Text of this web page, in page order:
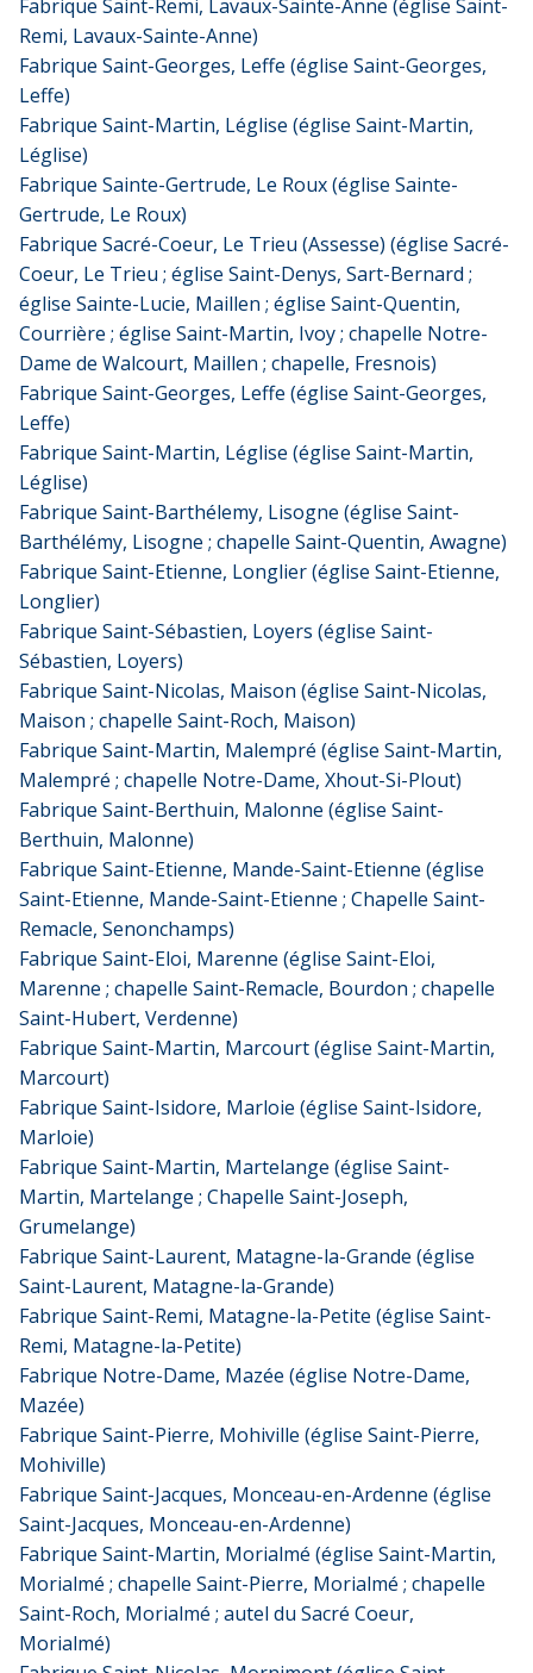
Fabrique Saint-Remi, Lavaux-Sainte-Anne (église Saint-
Remi, Lavaux-Sainte-Anne)
Fabrique Saint-Georges, Leffe (église Saint-Georges,
Leffe)
Fabrique Saint-Martin, Léglise (église Saint-Martin,
Léglise)
Fabrique Sainte-Gertrude, Le Roux (église Sainte-
Gertrude, Le Roux)
Fabrique Sacré-Coeur, Le Trieu (Assesse) (église Sacré-
Coeur, Le Trieu ; église Saint-Denys, Sart-Bernard ;
église Sainte-Lucie, Maillen ; église Saint-Quentin,
Courrière ; église Saint-Martin, Ivoy ; chapelle Notre-
Dame de Walcourt, Maillen ; chapelle, Fresnois)
Fabrique Saint-Georges, Leffe (église Saint-Georges,
Leffe)
Fabrique Saint-Martin, Léglise (église Saint-Martin,
Léglise)
Fabrique Saint-Barthélemy, Lisogne (église Saint-
Barthélémy, Lisogne ; chapelle Saint-Quentin, Awagne)
Fabrique Saint-Etienne, Longlier (église Saint-Etienne,
Longlier)
Fabrique Saint-Sébastien, Loyers (église Saint-
Sébastien, Loyers)
Fabrique Saint-Nicolas, Maison (église Saint-Nicolas,
Maison ; chapelle Saint-Roch, Maison)
Fabrique Saint-Martin, Malempré (église Saint-Martin,
Malempré ; chapelle Notre-Dame, Xhout-Si-Plout)
Fabrique Saint-Berthuin, Malonne (église Saint-
Berthuin, Malonne)
Fabrique Saint-Etienne, Mande-Saint-Etienne (église
Saint-Etienne, Mande-Saint-Etienne ; Chapelle Saint-
Remacle, Senonchamps)
Fabrique Saint-Eloi, Marenne (église Saint-Eloi,
Marenne ; chapelle Saint-Remacle, Bourdon ; chapelle
Saint-Hubert, Verdenne)
Fabrique Saint-Martin, Marcourt (église Saint-Martin,
Marcourt)
Fabrique Saint-Isidore, Marloie (église Saint-Isidore,
Marloie)
Fabrique Saint-Martin, Martelange (église Saint-
Martin, Martelange ; Chapelle Saint-Joseph,
Grumelange)
Fabrique Saint-Laurent, Matagne-la-Grande (église
Saint-Laurent, Matagne-la-Grande)
Fabrique Saint-Remi, Matagne-la-Petite (église Saint-
Remi, Matagne-la-Petite)
Fabrique Notre-Dame, Mazée (église Notre-Dame,
Mazée)
Fabrique Saint-Pierre, Mohiville (église Saint-Pierre,
Mohiville)
Fabrique Saint-Jacques, Monceau-en-Ardenne (église
Saint-Jacques, Monceau-en-Ardenne)
Fabrique Saint-Martin, Morialmé (église Saint-Martin,
Morialmé ; chapelle Saint-Pierre, Morialmé ; chapelle
Saint-Roch, Morialmé ; autel du Sacré Coeur,
Morialmé)